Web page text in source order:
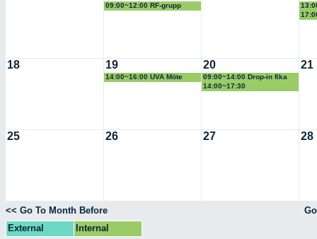
09:00~12:00 RF-grupp
ABF
18 19
14:00~16:00 UVA Möte
skanska
20
09:00~14:00 Drop-in fika
14:00~17:30
Räddningstjänsten
21
25 26 27 28
<< Go To Month Before
External
Internal